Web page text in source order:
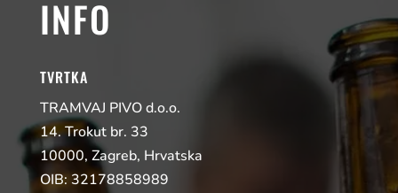
INFO
TVRTKA
TRAMVAJ PIVO d.o.o.
14. Trokut br. 33
10000, Zagreb, Hrvatska
OIB: 32178858989